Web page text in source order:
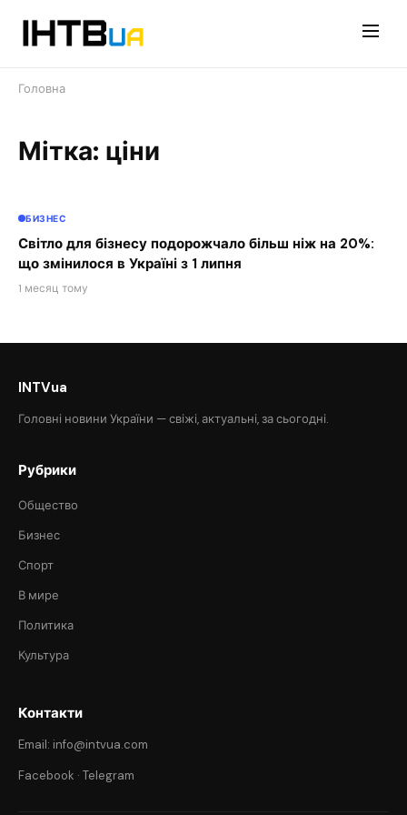
Головна
Мітка: ціни
БИЗНЕС
Світло для бізнесу подорожчало більш ніж на 20%:
що змінилося в Україні з 1 липня
1 месяц тому
INTVua
Головні новини України — свіжі, актуальні, за сьогодні.
Рубрики
Общество
Бизнес
Спорт
В мире
Политика
Культура
Контакти
Email: info@intvua.com
Facebook · Telegram